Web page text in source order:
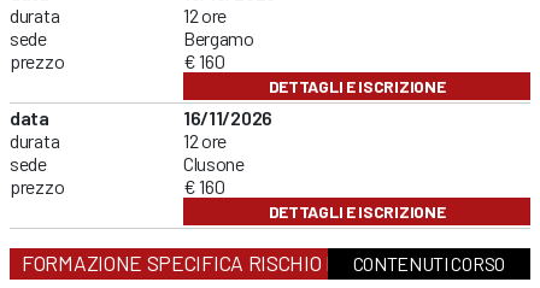
durata
sede
prezzo
12 ore
Bergamo
€ 160
DETTAGLI E ISCRIZIONE
data
durata
sede
prezzo
16/11/2026
12 ore
Clusone
€ 160
DETTAGLI E ISCRIZIONE
FORMAZIONE SPECIFICA RISCHIO BASSOCONTENUTI CORSO